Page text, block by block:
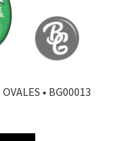
• BG00013